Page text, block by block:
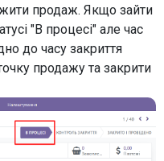
продаж. Якщо зайти
"В процесі" але час
до часу закриття
продажу та закрити